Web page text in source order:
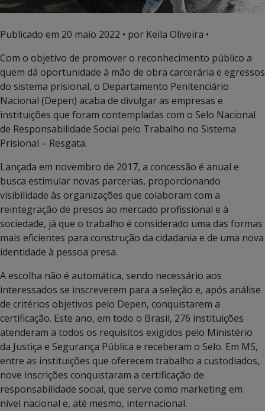
Publicado em 20 maio 2022 • por Keila Oliveira •
Com o objetivo de promover o reconhecimento público a
quem dá oportunidade à mão de obra carcerária e egressos
do sistema prisional, o Departamento Penitenciário
Nacional (Depen) acaba de divulgar as empresas e
instituições que foram contempladas com o Selo Nacional
de Responsabilidade Social pelo Trabalho no Sistema
Prisional – Resgata.
Lançada em novembro de 2017, a concessão é anual e
busca estimular novas parcerias, proporcionando
visibilidade às organizações que colaboram com a
reintegração de presos ao mercado profissional e à
sociedade, já que o trabalho é considerado uma das formas
mais eficientes para construção da cidadania e de uma nova
identidade à pessoa presa.
A escolha não é automática, sendo necessário aos
interessados se inscreverem para a seleção e, após análise
de critérios objetivos pelo Depen, conquistarem a
certificação. Este ano, em todo o Brasil, 276 instituições
atenderam a todos os requisitos exigidos pelo Ministério
da Justiça e Segurança Pública e receberam o Selo. Em MS,
entre as instituições que oferecem trabalho a custodiados,
nove inscrições conquistaram a certificação de
responsabilidade social, que serve como marketing em
nível nacional e, até mesmo, internacional.